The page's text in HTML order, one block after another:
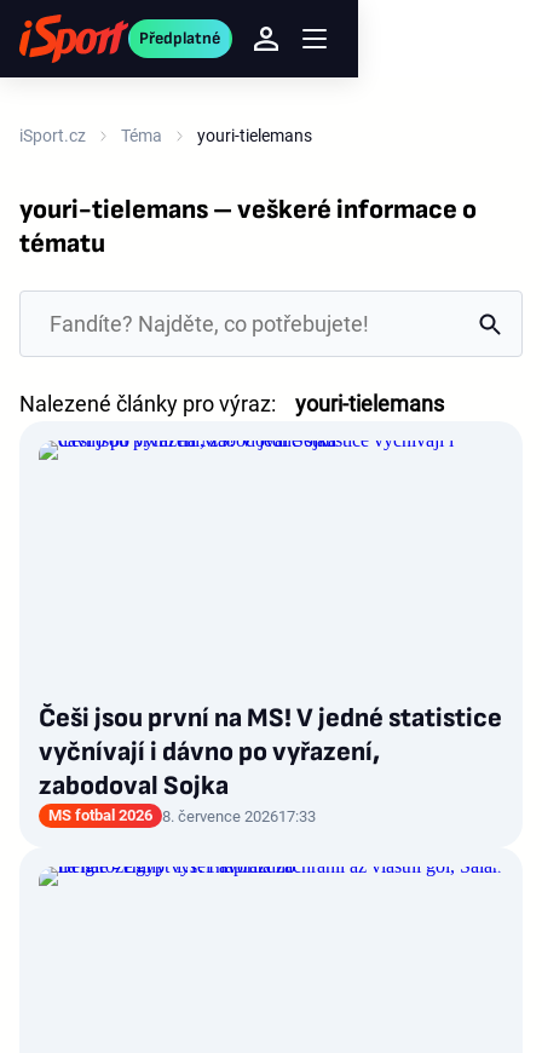
Předplatné
iSport.cz Téma youri-tielemans
youri-tielemans – veškeré informace o
tématu
Nalezené články pro výraz: youri-tielemans
Češi jsou první na MS! V jedné statistice
vyčnívají i dávno po vyřazení,
zabodoval Sojka
MS fotbal 2026 8. července 202617:33